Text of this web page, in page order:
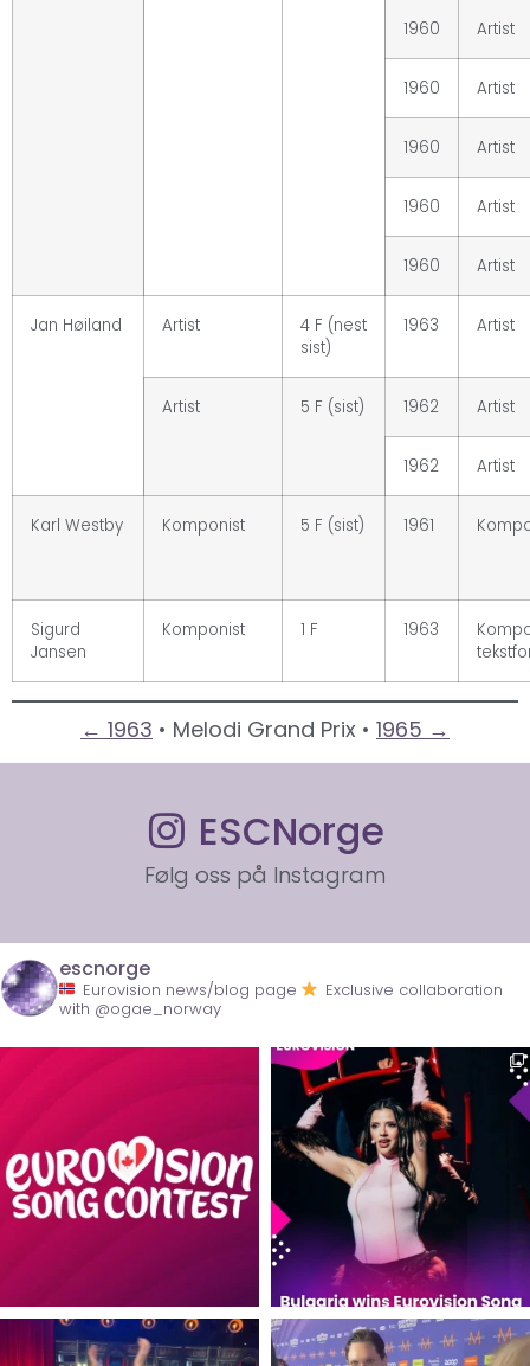
1960 Artist
1960 Artist
1960 Artist
1960 Artist
1960 Artist
Jan Høiland Artist
4 F (nest
sist)
1963 Artist
Artist 5 F (sist) 1962 Artist
1962 Artist
Karl Westby Komponist 5 F (sist) 1961
Sigurd
Jansen
Komponist 1 F 1963
← 1963 • Melodi Grand Prix • 1965 →
ESCNorge
Følg oss på Instagram
escnorge
Eurovision news/blog page
Exclusive collaboration
with @ogae_norway